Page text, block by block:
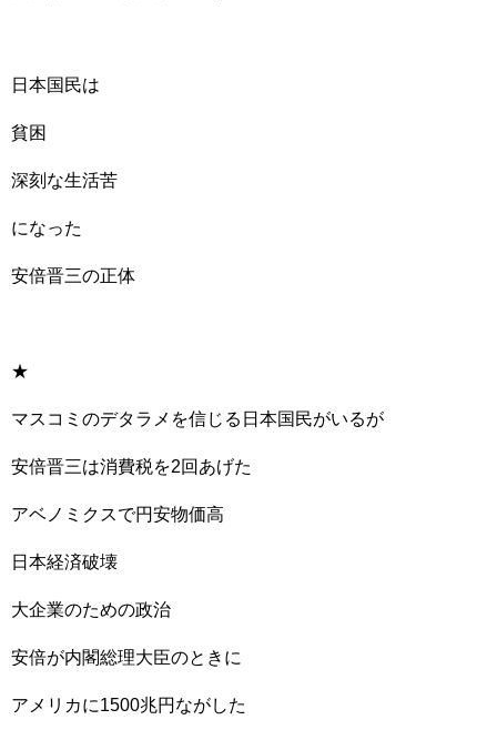
日本国民は
貧困
深刻な生活苦
になった
安倍晋三の正体
★
マスコミのデタラメを信じる日本国民がいるが
安倍晋三は消費税を2回あげた
アベノミクスで円安物価高
日本経済破壊
大企業のための政治
安倍が内閣総理大臣のときに
アメリカに1500兆円ながした